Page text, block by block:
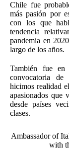
Chile fue
más pasión por
con los que
tendencia
pandemia en
largo de los años.
También fue
convocatoria de
hicimos realidad
apasionados que
desde países
clases.
Ambassador of
with